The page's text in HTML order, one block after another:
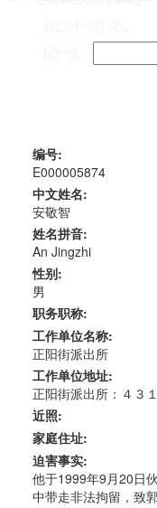
编号:
E000005874
中文姓名:
安敬智
姓名拼音:
An Jingzhi
性别:
男
职务职称:
工作单位名称:
正阳街派出所
工作单位地址:
正阳街派出所：４３
近照:
家庭住址:
迫害事实:
他于1999年9月20日
中带走非法拘留，致